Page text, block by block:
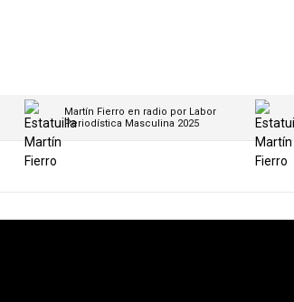
Martín Fierro en radio por Labor
Periodística Masculina 2025